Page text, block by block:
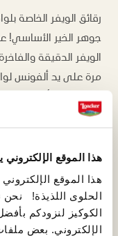
هذا الموقع
هذا الموقع
الحلوى اللذيذة! نحن
الكوكيز لنزودكم
الإلكتروني. بعض
رقائق الويفر الخاصة
جوهر الخير الأساسي!
الويفر الدقيقة
مرة على يد ألفونس
قام بها ابنه أرمين،
الوصفة الأصلية وعززها.